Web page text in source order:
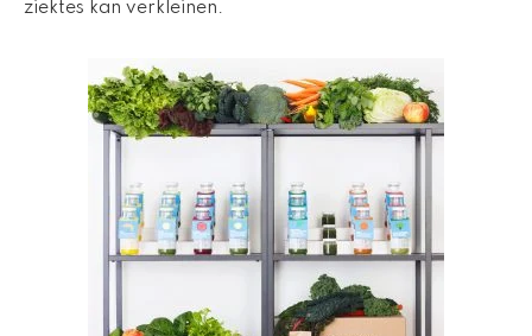
ziektes kan verkleinen.